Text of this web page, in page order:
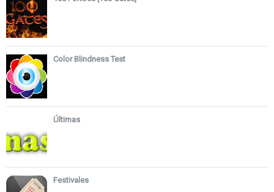
Color Blindness Test
Últimas
Festivales